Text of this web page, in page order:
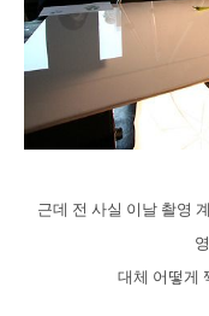
근데 전 사실 이날 촬영
대체 어떻게